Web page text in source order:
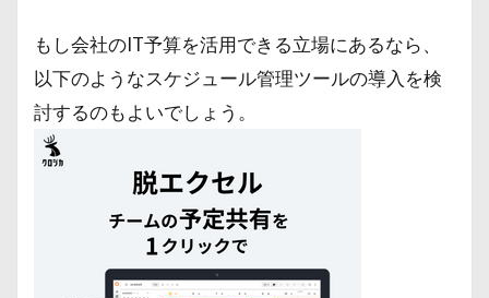
もし会社のIT予算を活用できる立場にあるなら、
以下のようなスケジュール管理ツールの導入を検
討するのもよいでしょう。